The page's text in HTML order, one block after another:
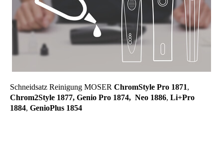
Schneidsatz Reinigung MOSER ChromStyle Pro 1871,
Chrom2Style 1877, Genio Pro 1874, Neo 1886, Li+Pro
1884, GenioPlus 1854